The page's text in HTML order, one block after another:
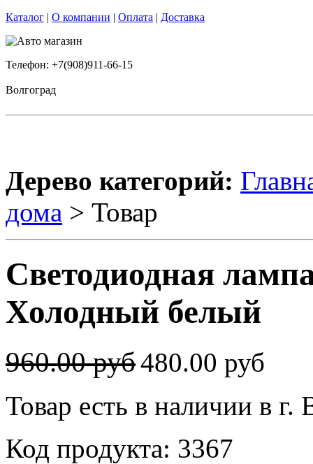
Каталог | О компании | Оплата | Доставка
Телефон: +7(908)911-66-15
Волгоград
Дерево категорий:
дома > Товар
Светодиодная
Холодный белый
960.00 руб480.00 руб
Товар есть в наличии в г.
Код продукта: 3367